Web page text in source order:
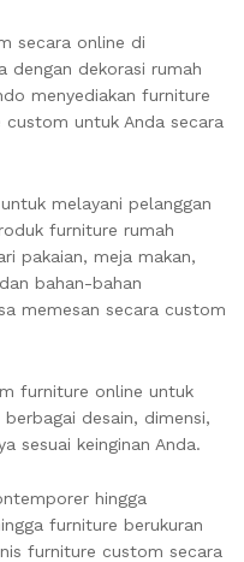
secara online di
dengan dekorasi rumah
menyediakan furniture
untuk Anda secara
melayani pelanggan
furniture rumah
pakaian, meja makan,
bahan-bahan
memesan secara custom
furniture online untuk
desain, dimensi,
sesuai keinginan Anda.
hingga
furniture berukuran
furniture custom secara